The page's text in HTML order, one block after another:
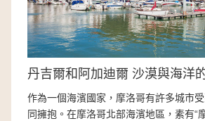
丹吉爾和阿加迪爾 沙漠與海洋
作為一個海濱國家，摩洛哥有許多城市
同擁抱。在摩洛哥北部海濱地區，素有“